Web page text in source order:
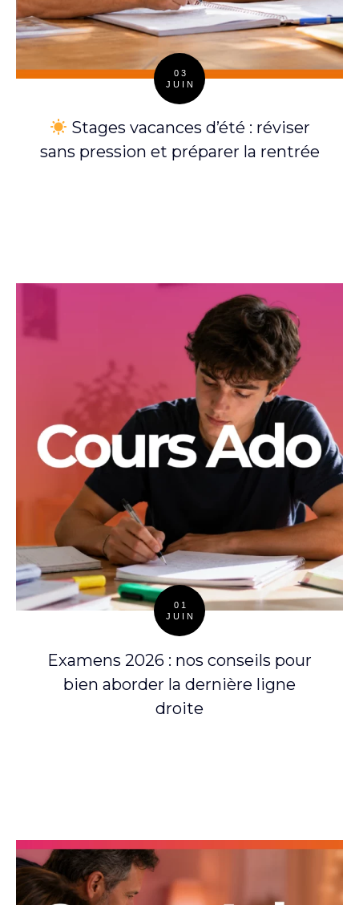
03
JUIN
Stages vacances d’été : réviser
sans pression et préparer la rentrée
01
JUIN
Examens 2026 : nos conseils pour
bien aborder la dernière ligne
droite